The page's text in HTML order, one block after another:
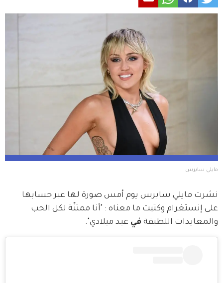
مايلي سايرس
نشرت مايلي سايرس يوم أمس صورة لها عبر حسابها
على إنستغرام وكتبت ما معناه : "أنا ممتنّة لكل الحب
والمعايدات اللطيفة في عيد ميلادي".